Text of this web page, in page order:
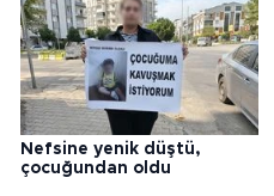
Nefsine yenik düştü,
çocuğundan oldu